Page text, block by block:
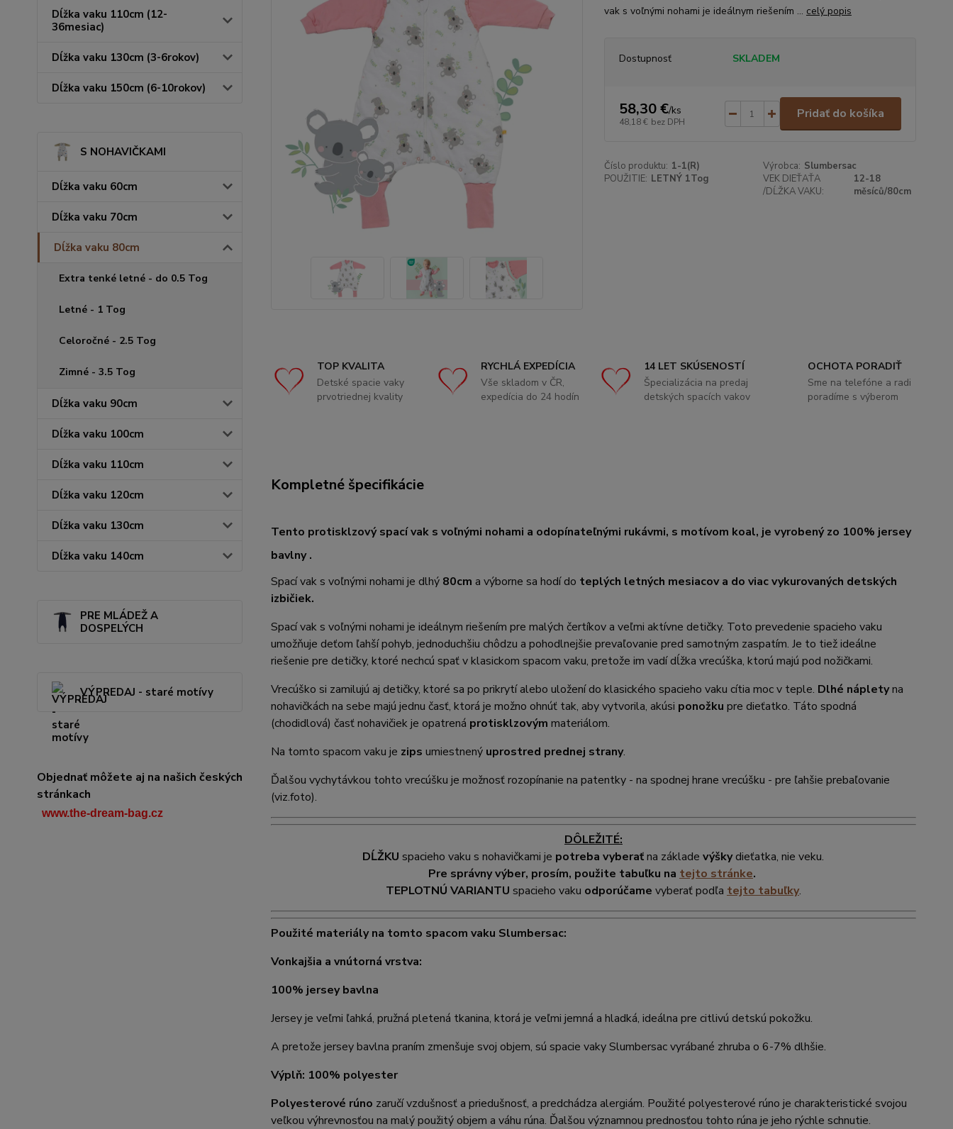
Dĺžka vaku 110cm (12-
36mesiac)
Dĺžka vaku 130cm (3-6rokov)
Dĺžka vaku 150cm (6-10rokov)
S NOHAVIČKAMI
Dĺžka vaku 60cm
Dĺžka vaku 70cm
Dĺžka vaku 80cm
Extra tenké letné - do 0.5 Tog
Letné - 1 Tog
Celoročné - 2.5 Tog
Zimné - 3.5 Tog
Dĺžka vaku 90cm
Dĺžka vaku 100cm
Dĺžka vaku 110cm
Dĺžka vaku 120cm
Dĺžka vaku 130cm
Dĺžka vaku 140cm
PRE MLÁDEŽ A
DOSPELÝCH
VÝPREDAJ - staré motívy
Objednať môžete aj na našich českých
stránkach
www.the-dream-bag.cz
vak s voľnými nohami je ideálnym riešením ... celý popis
Dostupnosť SKLADEM
58,30 €/ks
48,18 € bez DPH
Pridať do košíka
Číslo produktu: 1-1(R) Výrobca: Slumbersac
POUŽITIE: LETNÝ 1Tog
VEK DIEŤAŤA
/DĹŽKA VAKU:
12-18
měsíců/80cm
TOP KVALITA
Detské spacie vaky
prvotriednej kvality
RYCHLÁ EXPEDÍCIA
Vše skladom v ČR,
expedícia do 24 hodín
14 LET SKÚSENOSTÍ
Špecializácia na predaj
detských spacích vakov
OCHOTA PORADIŤ
Sme na telefóne a radi
poradíme s výberom
Kompletné špecifikácie
Tento protisklzový spací vak s voľnými nohami a odopínateľnými rukávmi, s motívom koal, je vyrobený zo 100% jersey
bavlny .
Spací vak s voľnými nohami je dlhý 80cm a výborne sa hodí do teplých letných mesiacov a do viac vykurovaných detských
izbičiek.
Spací vak s voľnými nohami je ideálnym riešením pre malých čertíkov a veľmi aktívne detičky. Toto prevedenie spacieho vaku
umožňuje deťom ľahší pohyb, jednoduchšiu chôdzu a pohodlnejšie prevaľovanie pred samotným zaspatím. Je to tiež ideálne
riešenie pre detičky, ktoré nechcú spať v klasickom spacom vaku, pretože im vadí dĺžka vrecúška, ktorú majú pod nožičkami.
Vrecúško si zamilujú aj detičky, ktoré sa po prikrytí alebo uložení do klasického spacieho vaku cítia moc v teple. Dlhé nápletyna
nohavičkách na sebe majú jednu časť, ktorá je možno ohnúť tak, aby vytvorila, akúsi ponožku pre dieťatko. Táto spodná
(chodidlová) časť nohavičiek je opatrená protisklzovým materiálom.
Na tomto spacom vaku je zips umiestnený uprostred prednej strany.
Ďalšou vychytávkou tohto vrecúšku je možnosť rozopínanie na patentky - na spodnej hrane vrecúšku - pre ľahšie prebaľovanie
(viz.foto).
DÔLEŽITÉ:
DĹŽKUspacieho vaku s nohavičkami je potreba vyberaťna základevýškydieťatka, nie veku.
Pre správny výber, prosím, použite tabuľku na tejto stránke.
TEPLOTNÚ VARIANTU spacieho vaku odporúčame vyberať podľa tejto tabuľky.
Použité materiály na tomto spacom vaku Slumbersac:
Vonkajšia a vnútorná vrstva:
100% jersey bavlna
Jersey je veľmi ľahká, pružná pletená tkanina, ktorá je veľmi jemná a hladká, ideálna pre citlivú detskú pokožku.
A pretože jersey bavlna praním zmenšuje svoj objem, sú spacie vaky Slumbersac vyrábané zhruba o 6-7% dlhšie.
Výplň: 100% polyester
Polyesterové rúno zaručí vzdušnosť a priedušnosť, a predchádza alergiám. Použité polyesterové rúno je charakteristické svojou
veľkou výhrevnosťou na malý použitý objem a váhu rúna. Ďalšou významnou prednosťou tohto rúna je jeho rýchle schnutie.